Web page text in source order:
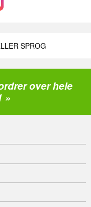
SPROG
over hele
»